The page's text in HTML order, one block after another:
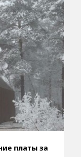
платы за